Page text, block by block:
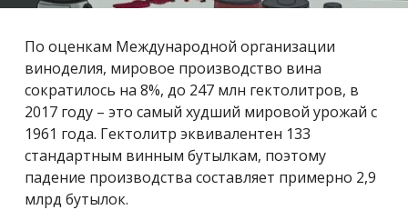
По оценкам Международной организации
виноделия, мировое производство вина
сократилось на 8%, до 247 млн ​​гектолитров, в
2017 году – это самый худший мировой урожай с
1961 года. Гектолитр эквивалентен 133
стандартным винным бутылкам, поэтому
падение производства составляет примерно 2,9
млрд бутылок.